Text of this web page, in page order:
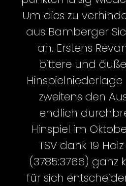
Um dies zu
aus Bamberger
an. Erstens
bittere und
zweitens den
endlich
Hinspiel im
TSV dank 19
(3785:3766) ganz
für sich